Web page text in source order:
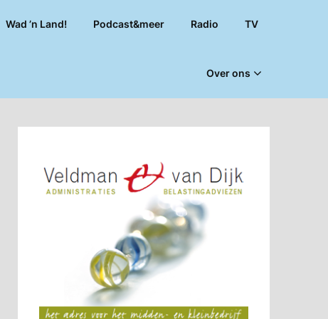
Wad ’n Land! Podcast&meer Radio TV
Over ons